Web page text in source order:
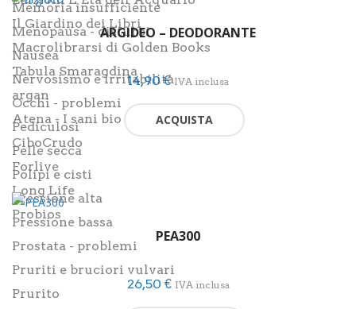
Il Giardino dei Libri
Macrolibrarsi di Golden Books
Tabula Smaragdina
argan
Atena - I sani bio
CiboCrudo
Forlive
Long Life
Probios
Memoria insufficiente
Menopausa - disturbi
Nausea
Nervosismo e irritabilità
Occhi - problemi
Pediculosi
Pelle secca
Polipi e cisti
Pressione alta
Pressione bassa
Prostata - problemi
Pruriti e bruciori vulvari
Prurito
ARGIDEO – DEODORANTE
14,90€ IVA inclusa
ACQUISTA
PEA300
26,50 € IVA inclusa